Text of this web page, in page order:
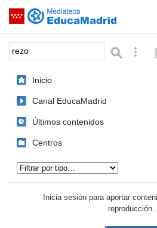
Saltar navegación
Palabra o frase:
Inicio
Canal EducaMadrid
Últimos contenidos
Centros
Inicia sesión para aportar